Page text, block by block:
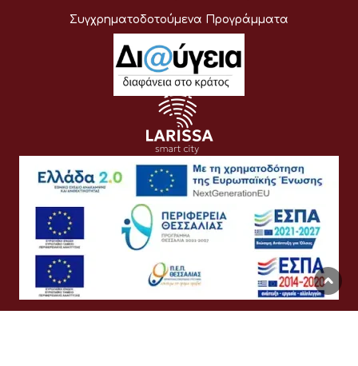
Συγχρηματοδοτούμενα Προγράμματα